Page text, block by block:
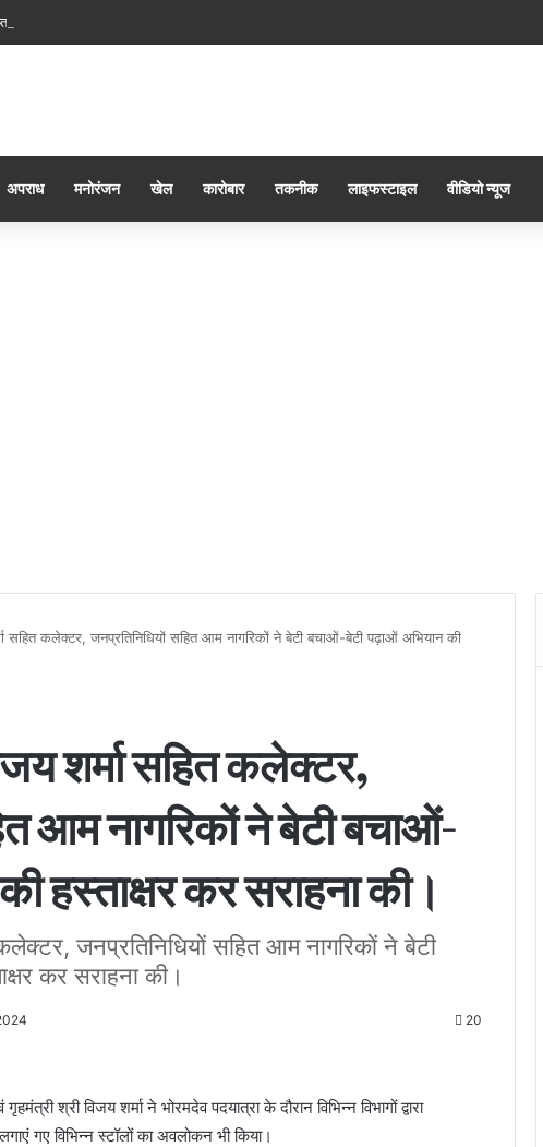
के संकल्प, फेर गांव-गांव म बिकत हे अवैध दारू! कबीरधाम म ‘नशा मुक्त युवा’ अभियान ऊपर उठिस बड़े सवाल
अपराध मनोरंजन खेल कारोबार तकनीक लाइफस्टाइल वीडियो न्यूज
सहित कलेक्टर, जनप्रतिनिधियों सहित आम नागरिकों ने बेटी बचाओं-बेटी पढ़ाओं अभियान की
शर्मा सहित कलेक्टर,
आम नागरिकों ने बेटी बचाओं-
हस्ताक्षर कर सराहना की।
जनप्रतिनिधियों सहित आम नागरिकों ने बेटी
कर सराहना की।
20
श्री विजय शर्मा ने भोरमदेव पदयात्रा के दौरान विभिन्न विभागों द्वारा
गए विभिन्न स्टॉलों का अवलोकन भी किया।